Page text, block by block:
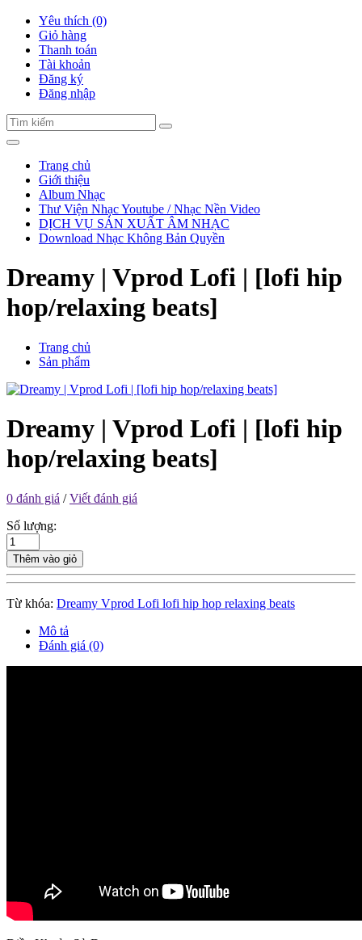
Yêu thích (0)
Giỏ hàng
Thanh toán
Tài khoản
Đăng ký
Đăng nhập
Trang chủ
Giới thiệu
Album Nhạc
Thư Viện Nhạc Youtube / Nhạc Nền Video
DỊCH VỤ SẢN XUẤT ÂM NHẠC
Download Nhạc Không Bản Quyền
Dreamy | Vprod Lofi | [lofi hip
hop/relaxing beats]
Trang chủ
Sản phẩm
Dreamy | Vprod Lofi | [lofi hip
hop/relaxing beats]
0 đánh giá /Viết đánh giá
Số lượng:
Thêm vào giỏ
Từ khóa: Dreamy Vprod Lofi lofi hip hop relaxing beats
Mô tả
Đánh giá (0)